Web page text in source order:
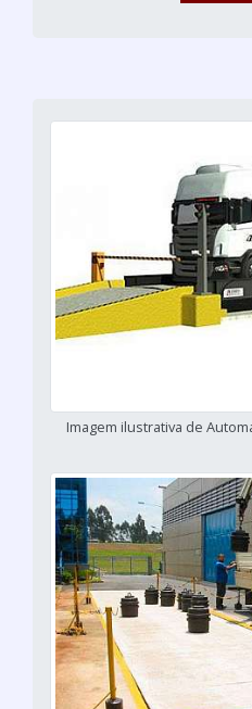
Imagem ilustrativa de